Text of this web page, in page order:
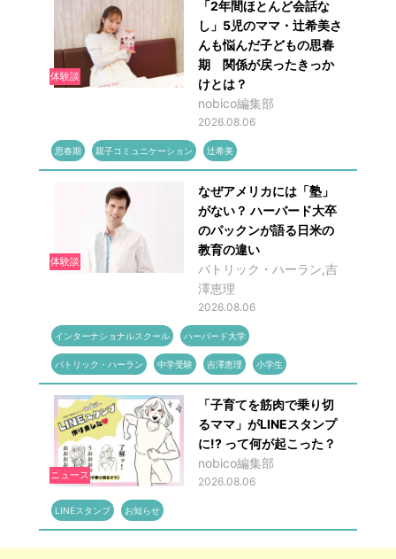
体験談
「2年間ほとんど会話な
し」5児のママ・辻希美さ
んも悩んだ子どもの思春
期 関係が戻ったきっか
けとは？
nobico編集部
2026.08.06
思春期 親子コミュニケーション 辻希美
体験談
なぜアメリカには「塾」
がない？ ハーバード大卒
のパックンが語る日米の
教育の違い
パトリック・ハーラン,吉
澤恵理
2026.08.06
インターナショナルスクール ハーバード大学
パトリック・ハーラン 中学受験 吉澤恵理 小学生
ニュース
「子育てを筋肉で乗り切
るママ」がLINEスタンプ
に!? って何が起こった？
nobico編集部
2026.08.06
LINEスタンプ お知らせ